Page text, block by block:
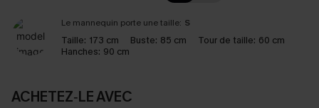
Le mannequin porte une taille: S
Taille: 173 cm Buste: 85 cm Tour de taille: 60 cm
Hanches: 90 cm
ACHETEZ‑LE AVEC